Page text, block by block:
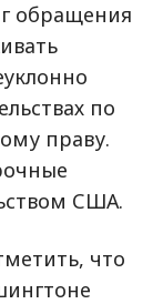
обращения
по
праву.
США.
что